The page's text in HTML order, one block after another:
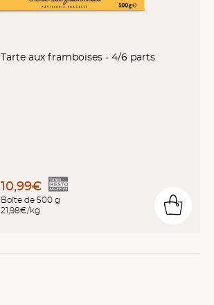
Tarte aux framboises - 4/6 parts
10,99€
Boîte de 500 g
21,98€/kg